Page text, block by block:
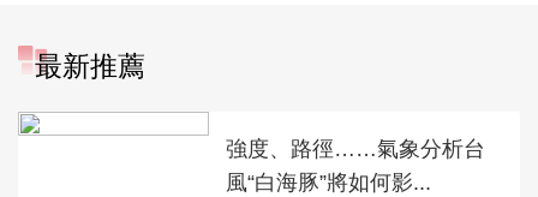
最新推薦
強度、路徑……氣象分析台
風“白海豚”將如何影...